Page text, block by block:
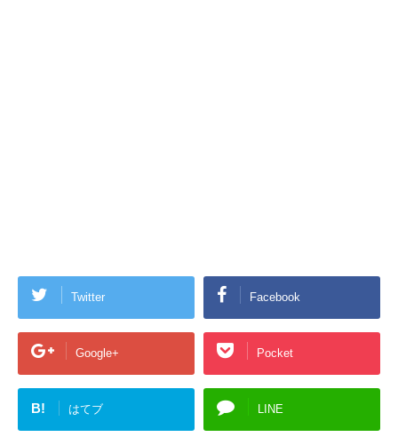
Twitter Facebook
Google+ Pocket
B! はてブ LINE